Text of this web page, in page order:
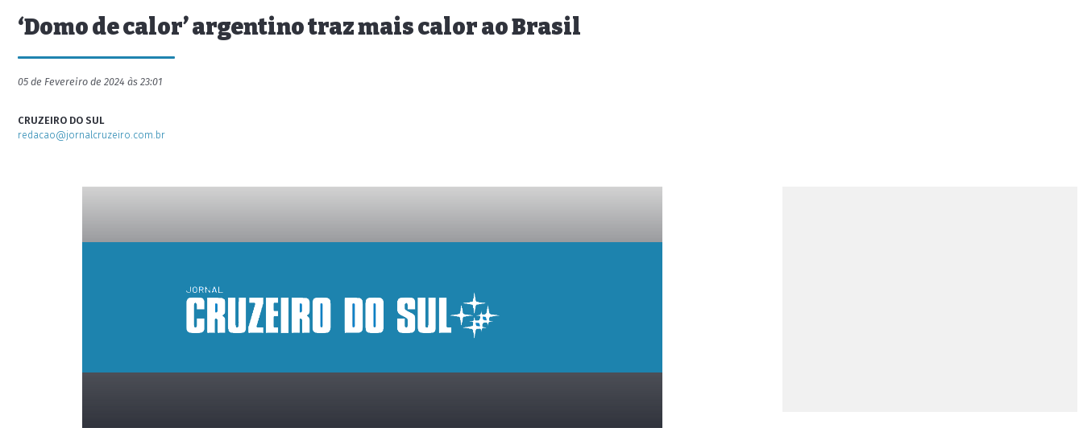
‘Domo de calor’ argentino traz mais calor ao Brasil
05 de Fevereiro de 2024 às 23:01
CRUZEIRO DO SUL
redacao@jornalcruzeiro.com.br